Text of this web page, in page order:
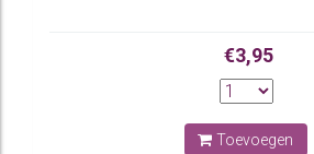
€3,95
Toevoegen